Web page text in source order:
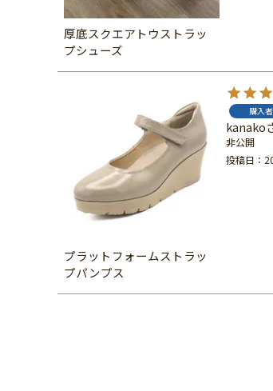
厚底スクエアトウストラッ
プシューズ
プラットフォームストラッ
プパンプス
購入者
kanako
非公開
投稿日